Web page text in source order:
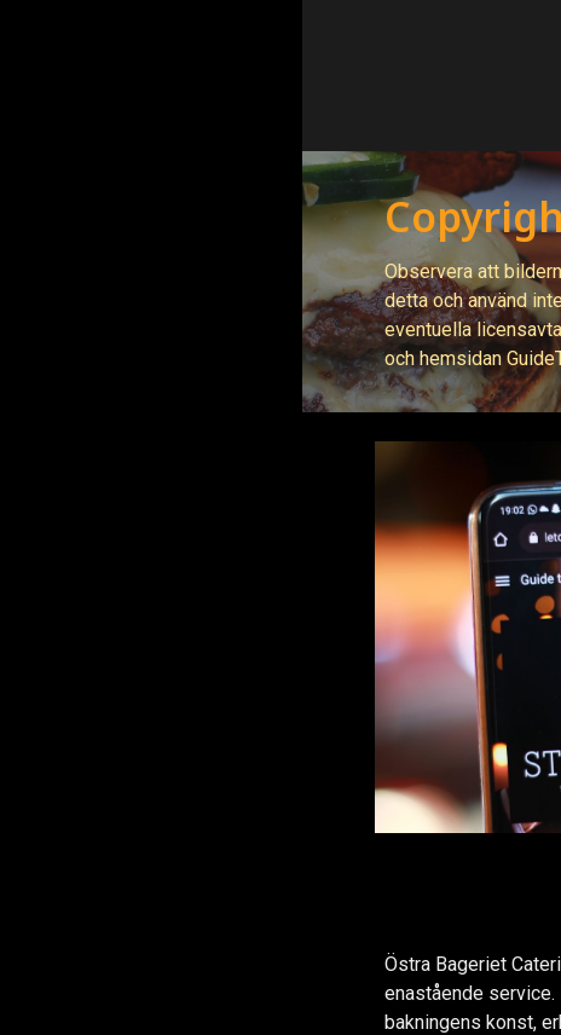
Observera att
detta och använd
eventuella
och hemsidan
Östra Bageriet
enastående
bakningens konst,